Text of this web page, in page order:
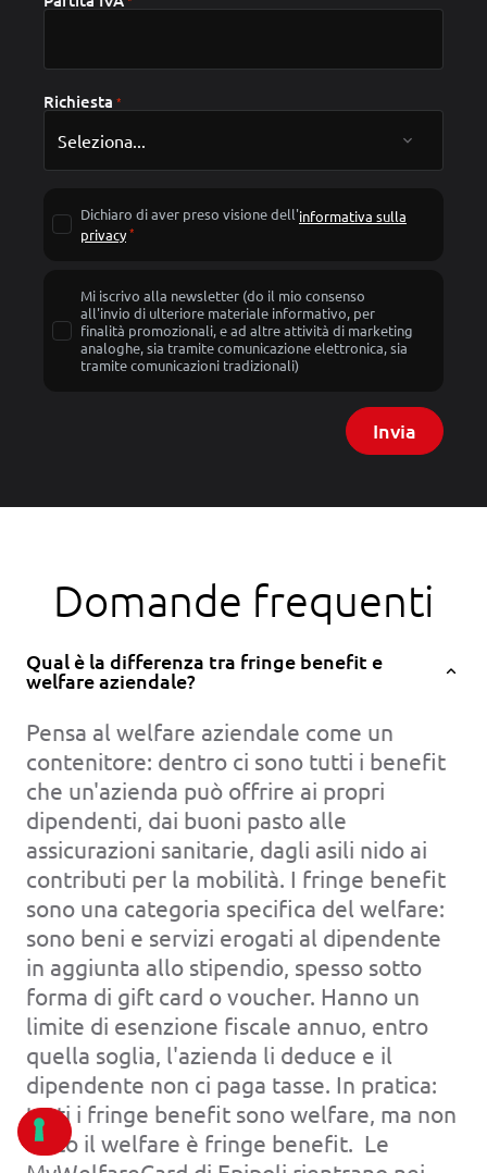
Richiesta
Dichiaro di aver preso visione dell'informativa sulla
privacy
Mi iscrivo alla newsletter (do il mio consenso
all'invio di ulteriore materiale informativo, per
finalità promozionali, e ad altre attività di marketing
analoghe, sia tramite comunicazione elettronica, sia
tramite comunicazioni tradizionali)
Invia
Domande frequenti
Qual è la differenza tra fringe benefit e
welfare aziendale? expand_less
Pensa al welfare aziendale come un
contenitore: dentro ci sono tutti i benefit
che un'azienda può offrire ai propri
dipendenti, dai buoni pasto alle
assicurazioni sanitarie, dagli asili nido ai
contributi per la mobilità. I fringe benefit
sono una categoria specifica del welfare:
sono beni e servizi erogati al dipendente
in aggiunta allo stipendio, spesso sotto
forma di gift card o voucher. Hanno un
limite di esenzione fiscale annuo, entro
quella soglia, l'azienda li deduce e il
dipendente non ci paga tasse. In pratica:
tutti i fringe benefit sono welfare, ma non
tutto il welfare è fringe benefit. Le